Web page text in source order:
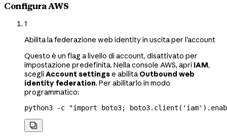
Configura AWS
1
Abilita la federazione web identity in uscita per l'account
Questo è un flag a livello di account, disattivato per
impostazione predefinita. Nella console AWS, apri IAM,
scegli Account settingse abilita Outbound web
identity federation. Per abilitarlo in modo
programmatico:
python3 -c "import boto3;
